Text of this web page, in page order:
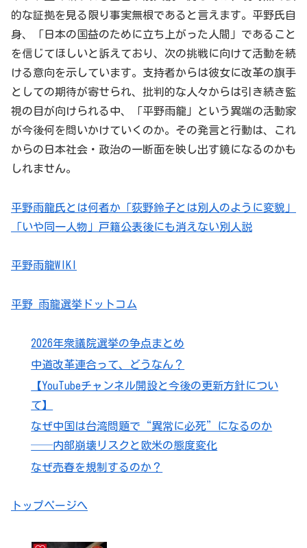
的な証拠を見る限り事実無根であると言えます。平野氏自
身、「日本の国益のために立ち上がった人間」であること
を信じてほしいと訴えており、次の挑戦に向けて活動を続
ける意向を示しています。支持者からは彼女に改革の旗手
としての期待が寄せられ、批判的な人々からは引き続き監
視の目が向けられる中、「平野雨龍」という異端の活動家
が今後何を問いかけていくのか。その発言と行動は、これ
からの日本社会・政治の一断面を映し出す鏡になるのかも
しれません。
平野雨龍氏とは何者か「荻野鈴子とは別人のように変貌」
「いや同一人物」戸籍公表後にも消えない別人説
平野雨龍WIKI
平野 雨龍選挙ドットコム
2026年衆議院選挙の争点まとめ
中道改革連合って、どうなん？
【YouTubeチャンネル開設と今後の更新方針につい
て】
なぜ中国は台湾問題で“異常に必死”になるのか
──内部崩壊リスクと欧米の態度変化
なぜ売春を規制するのか？
トップページへ